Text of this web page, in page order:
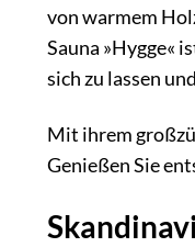
von warmem
Sauna »Hygge«
sich zu lassen
Mit ihrem
Genießen Sie